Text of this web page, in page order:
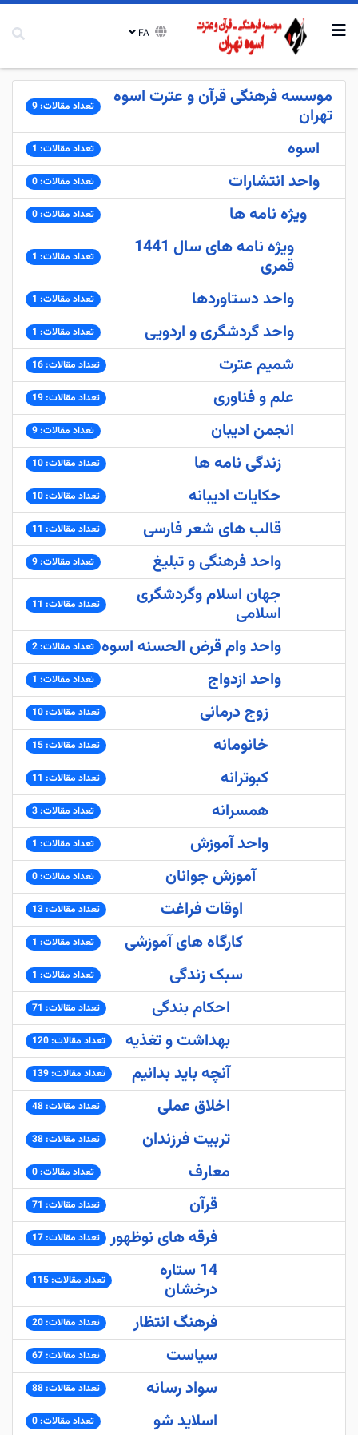
موسسه فرهنگی قرآن و عترت اسوه
تهران تعداد مقالات: 9
اسوه تعداد مقالات: 1
واحد انتشارات تعداد مقالات: 0
ویژه نامه ها تعداد مقالات: 0
ویژه نامه های سال 1441
قمری تعداد مقالات: 1
واحد دستاوردها تعداد مقالات: 1
واحد گردشگری و اردویی تعداد مقالات: 1
شمیم عترت تعداد مقالات: 16
علم و فناوری تعداد مقالات: 19
انجمن ادیبان تعداد مقالات: 9
زندگی نامه ها تعداد مقالات: 10
حکایات ادیبانه تعداد مقالات: 10
قالب های شعر فارسی تعداد مقالات: 11
واحد فرهنگی و تبلیغ تعداد مقالات: 9
جهان اسلام وگردشگری
اسلامی تعداد مقالات: 11
واحد وام قرض الحسنه اسوه تعداد مقالات: 2
واحد ازدواج تعداد مقالات: 1
زوج درمانی تعداد مقالات: 10
خانومانه تعداد مقالات: 15
کبوترانه تعداد مقالات: 11
همسرانه تعداد مقالات: 3
واحد آموزش تعداد مقالات: 1
آموزش جوانان تعداد مقالات: 0
اوقات فراغت تعداد مقالات: 13
کارگاه های آموزشی تعداد مقالات: 1
سبک زندگی تعداد مقالات: 1
احکام بندگی تعداد مقالات: 71
بهداشت و تغذیه تعداد مقالات: 120
آنچه باید بدانیم تعداد مقالات: 139
اخلاق عملی تعداد مقالات: 48
تربیت فرزندان تعداد مقالات: 38
معارف تعداد مقالات: 0
قرآن تعداد مقالات: 71
فرقه های نوظهور تعداد مقالات: 17
14 ستاره
درخشان تعداد مقالات: 115
فرهنگ انتظار تعداد مقالات: 20
سیاست تعداد مقالات: 67
سواد رسانه تعداد مقالات: 88
اسلاید شو تعداد مقالات: 0